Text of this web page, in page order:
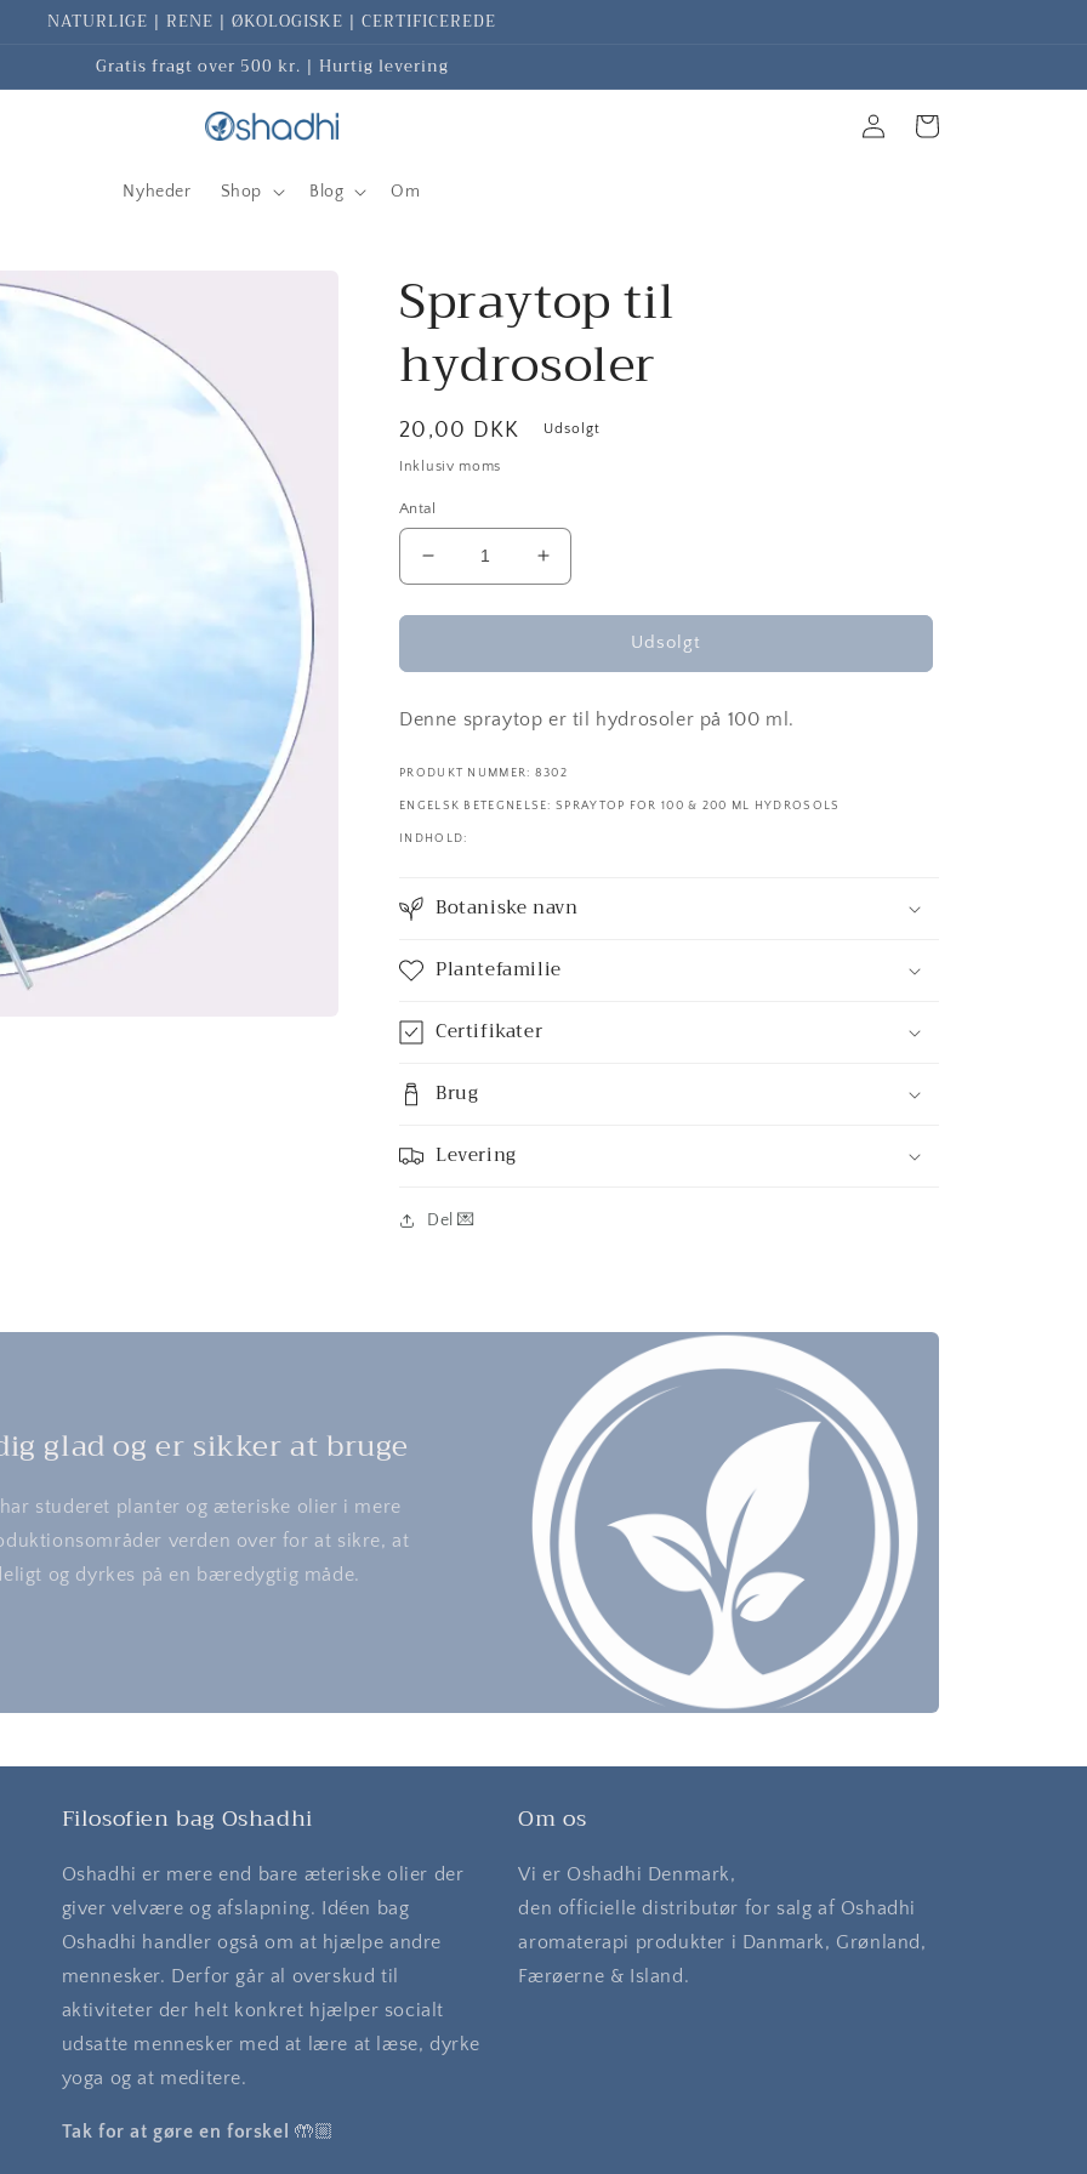
NATURLIGE | RENE | ØKOLOGISKE | CERTIFICEREDE
Gratis fragt over 500 kr. | Hurtig levering
Nyheder Shop Blog Om
ind
Indkøbskurv
Spraytop til
hydrosoler
Normalpris
20,00 DKK Udsolgt
Inklusiv moms
Antal
Reducer
antallet
for
til
Øg
antallet
for
til
Udsolgt
Denne spraytop er til hydrosoler på 100 ml.
PRODUKT NUMMER: 8302
ENGELSK BETEGNELSE: SPRAYTOP FOR 100 & 200 ML HYDROSOLS
INDHOLD:
Botaniske navn
Plantefamilie
Certifikater
Brug
Levering
Del 💌
glad og er sikker at bruge
studeret planter og æteriske olier i mere
verden over for at sikre, at
og dyrkes på en bæredygtig måde.
Filosofien bag Oshadhi
Oshadhi er mere end bare æteriske olier der
giver velvære og afslapning. Idéen bag
Oshadhi handler også om at hjælpe andre
mennesker. Derfor går al overskud til
aktiviteter der helt konkret hjælper socialt
udsatte mennesker med at lære at læse, dyrke
yoga og at meditere.
Tak for at gøre en forskel 🤲🏼
Om os
Vi er Oshadhi Denmark,
den officielle distributør for salg af Oshadhi
aromaterapi produkter i Danmark, Grønland,
Færøerne & Island.